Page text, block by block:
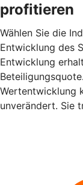
profitieren
Wählen Sie die
Entwicklung des
Entwicklung
Wertentwicklung
unverändert. Sie